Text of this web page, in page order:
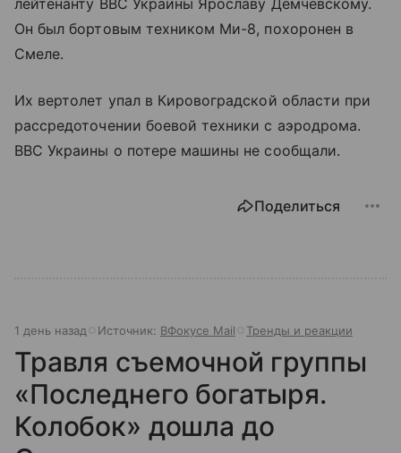
Он был бортовым техником Ми-8, похоронен в
Смеле.
Их вертолет упал в Кировоградской области при
рассредоточении боевой техники с аэродрома.
ВВС Украины о потере машины не сообщали.
Поделиться
1 день назад Источник: ВФокусе Mail Тренды и реакции
Травля съемочной группы
«Последнего богатыря.
Колобок» дошла до